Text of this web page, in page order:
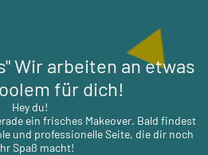
Wir arbeiten an etwas
für dich!
Hey du!
ein frisches Makeover. Bald findest
und professionelle Seite, die dir noch
Spaß macht!